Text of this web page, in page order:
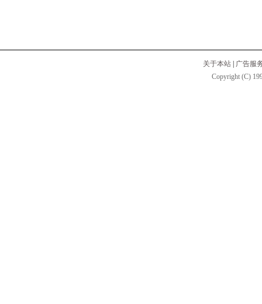
关于本站
广告服
Copyright (C)